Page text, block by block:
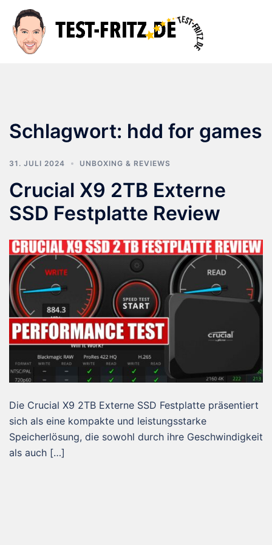
Inhalt
springen
Schlagwort: hdd for games
31. JULI 2024 UNBOXING & REVIEWS
Crucial X9 2TB Externe
SSD Festplatte Review
Die Crucial X9 2TB Externe SSD Festplatte präsentiert
sich als eine kompakte und leistungsstarke
Speicherlösung, die sowohl durch ihre Geschwindigkeit
als auch […]